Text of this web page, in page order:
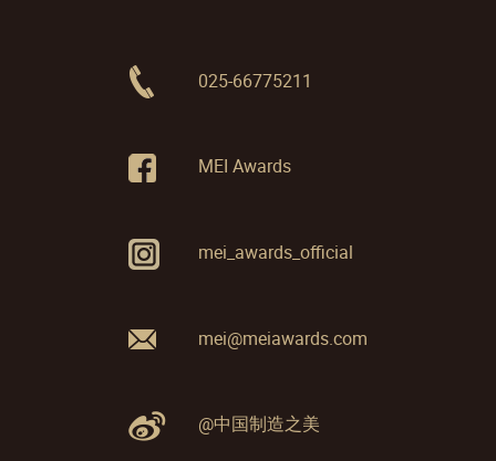
025-66775211
MEI Awards
mei_awards_official
mei@meiawards.com
@中国制造之美